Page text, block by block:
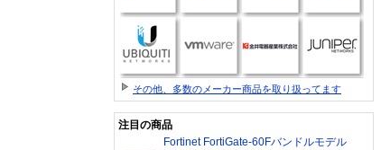
その他、多数のメーカー商品を取り扱ってます
注目の商品
Fortinet FortiGate-60Fバンドルモデル